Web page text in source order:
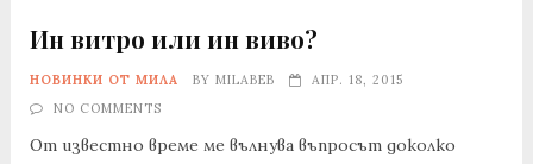
Ин витро или ин виво?
НОВИНКИ ОТ МИЛА BY MILABEB
АПР. 18, 2015
NO COMMENTS
От известно време ме вълнува въпросът доколко